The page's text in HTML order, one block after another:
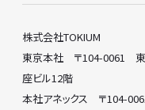
株式会社TOKIUM
東京本社 〒104-0061 東
座ビル12階
本社アネックス 〒104-